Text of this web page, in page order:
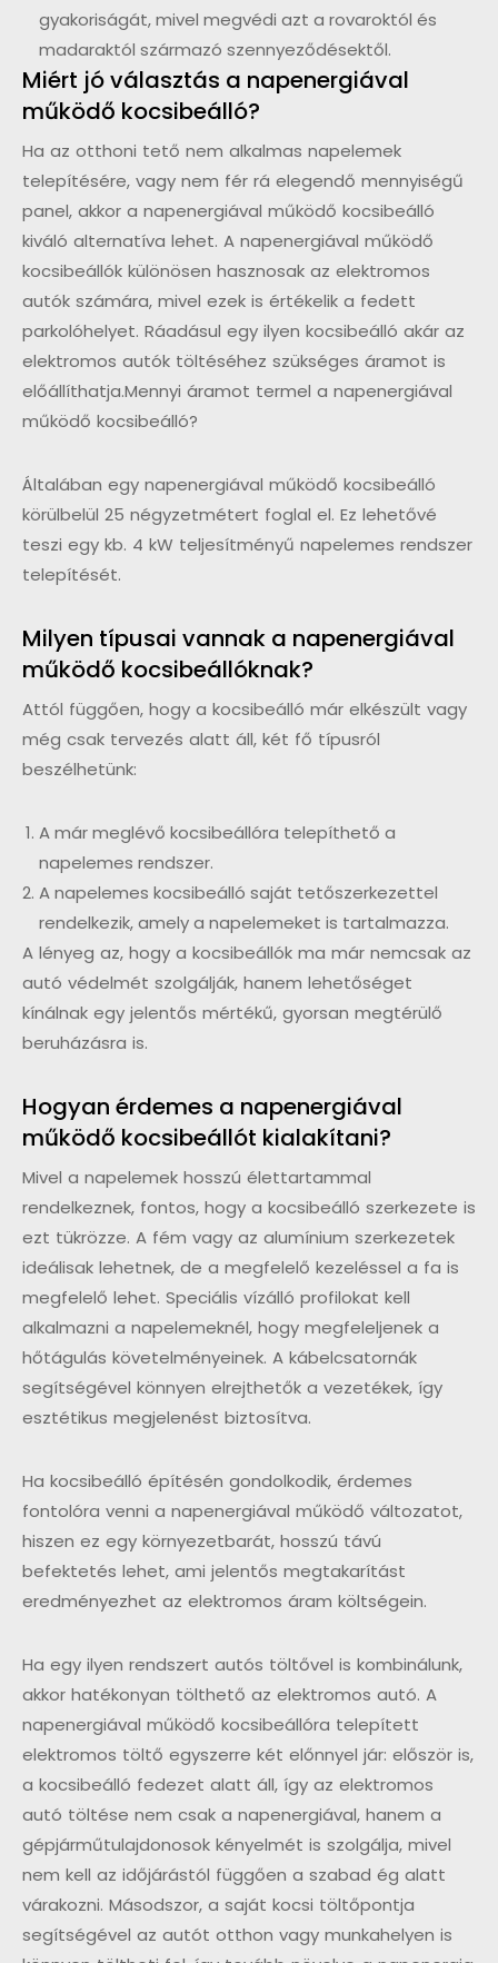
gyakoriságát, mivel megvédi azt a rovaroktól és
madaraktól származó szennyeződésektől.
Miért jó választás a napenergiával
működő kocsibeálló?
Ha az otthoni tető nem alkalmas napelemek
telepítésére, vagy nem fér rá elegendő mennyiségű
panel, akkor a napenergiával működő kocsibeálló
kiváló alternatíva lehet. A napenergiával működő
kocsibeállók különösen hasznosak az elektromos
autók számára, mivel ezek is értékelik a fedett
parkolóhelyet. Ráadásul egy ilyen kocsibeálló akár az
elektromos autók töltéséhez szükséges áramot is
előállíthatja.Mennyi áramot termel a napenergiával
működő kocsibeálló?
Általában egy napenergiával működő kocsibeálló
körülbelül 25 négyzetmétert foglal el. Ez lehetővé
teszi egy kb. 4 kW teljesítményű napelemes rendszer
telepítését.
Milyen típusai vannak a napenergiával
működő kocsibeállóknak?
Attól függően, hogy a kocsibeálló már elkészült vagy
még csak tervezés alatt áll, két fő típusról
beszélhetünk:
A már meglévő kocsibeállóra telepíthető a
napelemes rendszer.
A napelemes kocsibeálló saját tetőszerkezettel
rendelkezik, amely a napelemeket is tartalmazza.
A lényeg az, hogy a kocsibeállók ma már nemcsak az
autó védelmét szolgálják, hanem lehetőséget
kínálnak egy jelentős mértékű, gyorsan megtérülő
beruházásra is.
Hogyan érdemes a napenergiával
működő kocsibeállót kialakítani?
Mivel a napelemek hosszú élettartammal
rendelkeznek, fontos, hogy a kocsibeálló szerkezete is
ezt tükrözze. A fém vagy az alumínium szerkezetek
ideálisak lehetnek, de a megfelelő kezeléssel a fa is
megfelelő lehet. Speciális vízálló profilokat kell
alkalmazni a napelemeknél, hogy megfeleljenek a
hőtágulás követelményeinek. A kábelcsatornák
segítségével könnyen elrejthetők a vezetékek, így
esztétikus megjelenést biztosítva.
Ha kocsibeálló építésén gondolkodik, érdemes
fontolóra venni a napenergiával működő változatot,
hiszen ez egy környezetbarát, hosszú távú
befektetés lehet, ami jelentős megtakarítást
eredményezhet az elektromos áram költségein.
Ha egy ilyen rendszert autós töltővel is kombinálunk,
akkor hatékonyan tölthető az elektromos autó. A
napenergiával működő kocsibeállóra telepített
elektromos töltő egyszerre két előnnyel jár: először is,
a kocsibeálló fedezet alatt áll, így az elektromos
autó töltése nem csak a napenergiával, hanem a
gépjárműtulajdonosok kényelmét is szolgálja, mivel
nem kell az időjárástól függően a szabad ég alatt
várakozni. Másodszor, a saját kocsi töltőpontja
segítségével az autót otthon vagy munkahelyen is